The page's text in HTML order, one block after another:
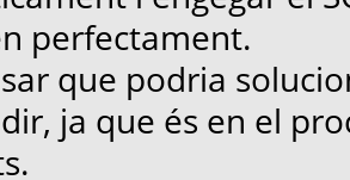
perfectament.
que podria
ja que és en el